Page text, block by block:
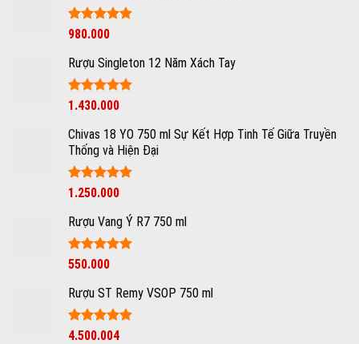
vang
Chile?
Được xếp
sao
980.000
Rượu Singleton 12 Năm Xách Tay
Được xếp
sao
1.430.000
Chivas 18 YO 750 ml Sự Kết Hợp Tinh Tế Giữa Truyền
Thống và Hiện Đại
Được xếp
sao
1.250.000
Rượu Vang Ý R7 750 ml
Được xếp
sao
Giá
là:
750.000₫.
550.000Giá
tại
là:
550.000₫.
Rượu ST Remy VSOP 750 ml
Được xếp
4.500.004